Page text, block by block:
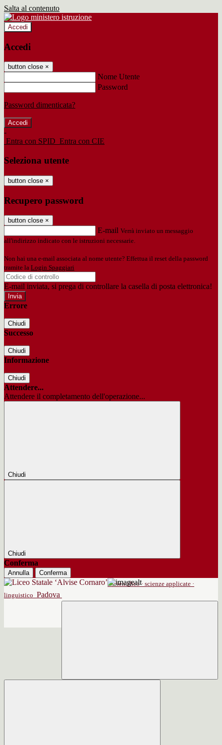
Salta al contenuto
Accedi
Accedi
button close ×
Nome Utente
Password
Password dimenticata?
-
Entra con SPID Entra con CIE
Seleziona utente
button close ×
Recupero password
button close ×
E-mail Verrà inviato un messaggio
all'indirizzo indicato con le istruzioni necessarie.
Non hai una e-mail associata al nome utente? Effettua il reset della password
tramite la Login Spaggiari
E-mail inviata, si prega di controllare la casella di posta elettronica!
Errore
Chiudi
Successo
Chiudi
Informazione
Chiudi
Attendere...
Attendere il completamento dell'operazione...
Chiudi
Chiudi
Conferma
Annulla
Conferma
scientifico · scienze applicate ·
linguistico Padova